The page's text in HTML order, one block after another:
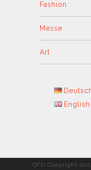
Fashion
Messe
Art
English
GFD Copyright